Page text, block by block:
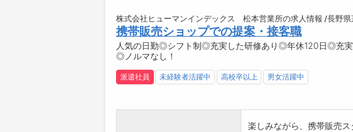
株式会社ヒューマンインデックス 松本営業所の求人情報 /長野県
携帯販売ショップでの提案・接客職
人気の日勤◎シフト制◎充実した研修あり◎年休120日◎充実
◎ノルマなし！
派遣社員 未経験者活躍中 高校卒以上 男女活躍中
楽しみながら、携帯販売